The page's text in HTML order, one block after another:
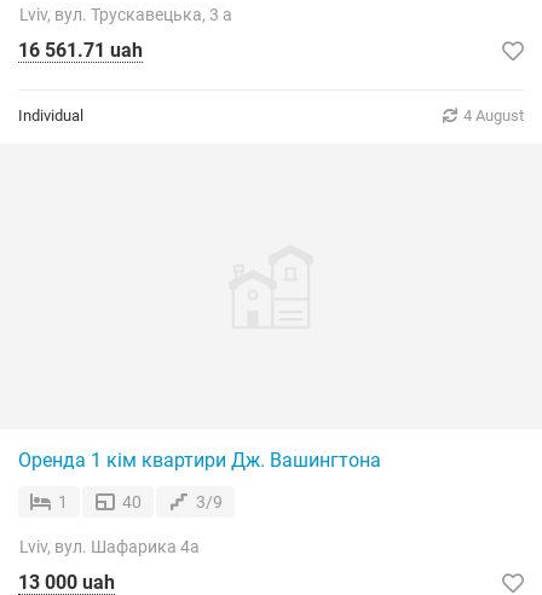
Lviv, вул. Трускавецька, 3 а
16 561.71 uah
Individual 4 August
Оренда 1 кім квартири Дж. Вашингтона
1 40 3/9
Lviv, вул. Шафарика 4а
13 000 uah